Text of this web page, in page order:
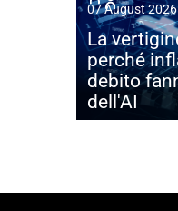
07 August 2026
La
perché
debito
dell'AI